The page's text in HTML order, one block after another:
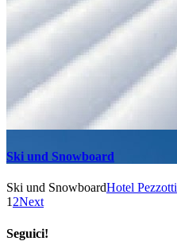
Ski und Snowboard
Ski und SnowboardHotel Pezzotti
1 2Next
Seguici!